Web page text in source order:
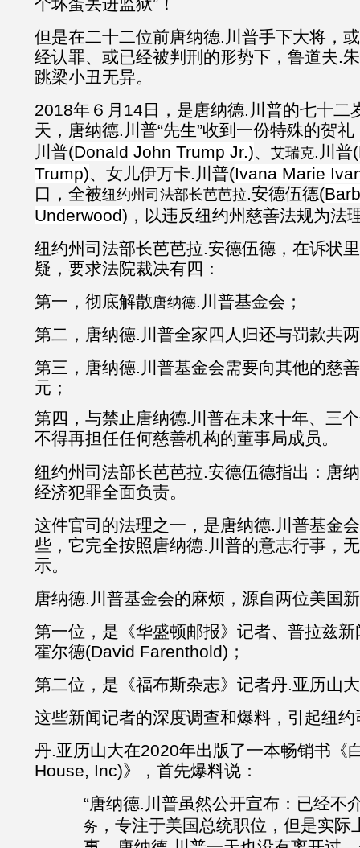
但是在二十二位前唐纳德.川普手下大将，
经认罪、或已经被判刑的形势下，鲁道夫.
跳梁小丑无异。
2018年６月14日，是唐纳德.川普的七十二
天，唐纳德.川普“先生”收到一份特殊的贺
川普(Donald John Trump Jr.)、 艾瑞克.川普(
Trump)、女儿伊万卡.川普(Ivana Marie
口，全被纽约州司法部长芭芭拉.安德伍德(
Underwood)，以违反纽约州慈善法规为法
纽约州司法部长芭芭拉.安德伍德，在诉状
疑，要求法院裁决有四：
第一，彻底解散唐纳德.川普基金会；
第二，唐纳德.川普全家四人归还与罚款共
第三，唐纳德.川普基金会需要向其他的慈
元；
第四，与禁止唐纳德.川普在未来十年、三
不得再担任任何慈善机构的董事局成员。
纽约州司法部长芭芭拉.安德伍德指出：唐
经济犯罪全面负责。
这件官司的法理之一，是唐纳德.川普基金
些，它完全按照唐纳德.川普的意志行事，
示。
唐纳德.川普基金会的麻烦，源自两位美国
第一位，是《华盛顿邮报》记者、普拉兹
霍尔德(David Farenthold)；
第二位，是《福布斯杂志》记者丹.亚历山
这些新闻记者的深度调查和爆料，引起纽
丹.亚历山大在2020年出版了一本畅销书《
House, Inc)》，首先爆料说：
“唐纳德.川普虽然公开宣布：已经不
务 ，专注于美国总统职位，但是实际